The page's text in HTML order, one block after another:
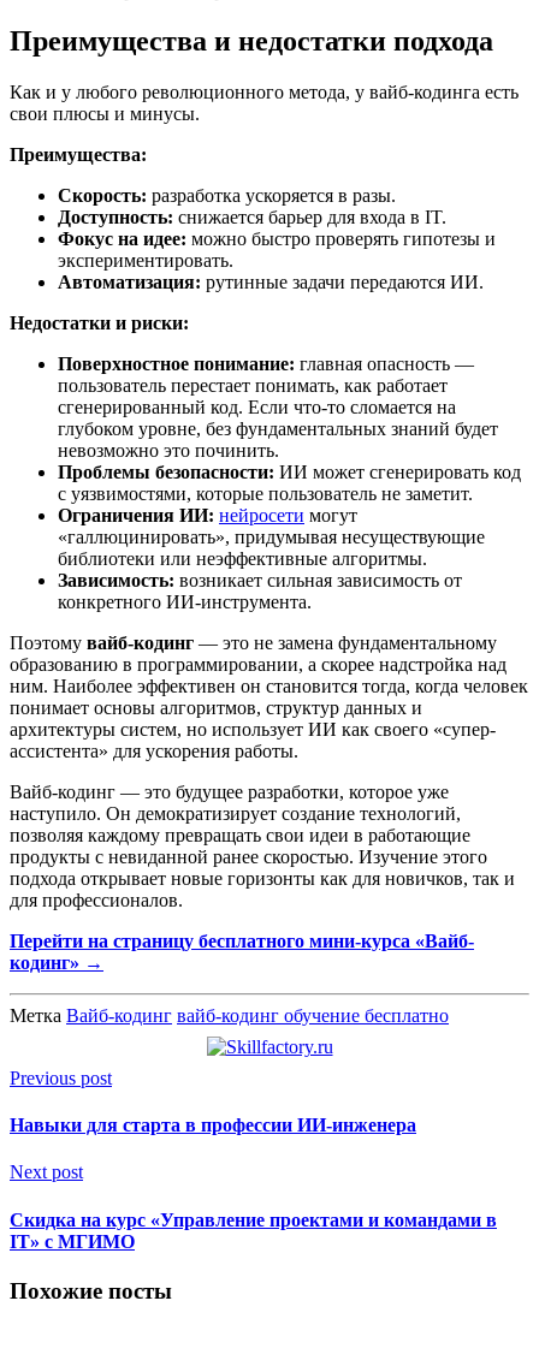
Преимущества и недостатки подхода
Как и у любого революционного метода, у вайб-кодинга есть
свои плюсы и минусы.
Преимущества:
Скорость: разработка ускоряется в разы.
Доступность: снижается барьер для входа в IT.
Фокус на идее: можно быстро проверять гипотезы и
экспериментировать.
Автоматизация: рутинные задачи передаются ИИ.
Недостатки и риски:
Поверхностное понимание: главная опасность —
пользователь перестает понимать, как работает
сгенерированный код. Если что-то сломается на
глубоком уровне, без фундаментальных знаний будет
невозможно это починить.
Проблемы безопасности: ИИ может сгенерировать код
с уязвимостями, которые пользователь не заметит.
Ограничения ИИ: нейросети могут
«галлюцинировать», придумывая несуществующие
библиотеки или неэффективные алгоритмы.
Зависимость: возникает сильная зависимость от
конкретного ИИ-инструмента.
Поэтому вайб-кодинг — это не замена фундаментальному
образованию в программировании, а скорее надстройка над
ним. Наиболее эффективен он становится тогда, когда человек
понимает основы алгоритмов, структур данных и
архитектуры систем, но использует ИИ как своего «супер-
ассистента» для ускорения работы.
Вайб-кодинг — это будущее разработки, которое уже
наступило. Он демократизирует создание технологий,
позволяя каждому превращать свои идеи в работающие
продукты с невиданной ранее скоростью. Изучение этого
подхода открывает новые горизонты как для новичков, так и
для профессионалов.
Перейти на страницу бесплатного мини-курса «Вайб-
кодинг» →
Метка Вайб-кодинг вайб-кодинг обучение бесплатно
Previous post
Навыки для старта в профессии ИИ-инженера
Next post
Скидка на курс «Управление проектами и командами в
IT» с МГИМО
Похожие посты